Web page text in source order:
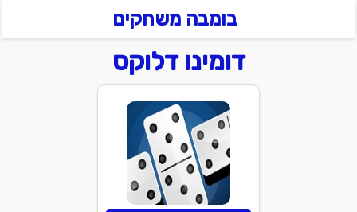
בומבה משחקים
דומינו דלוקס